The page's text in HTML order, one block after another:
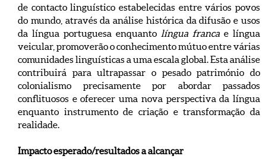
de contacto linguístico estabelecidas entre vários povos
do mundo, através da análise histórica da difusão e usos
da língua portuguesa enquanto língua francae língua
veicular, promoverão o conhecimento mútuo entre várias
comunidades linguísticas a uma escala global. Esta análise
contribuirá para ultrapassar o pesado património do
colonialismo precisamente por abordar passados
conflituosos e oferecer uma nova perspectiva da língua
enquanto instrumento de criação e transformação da
realidade.
Impacto esperado/resultados a alcançar